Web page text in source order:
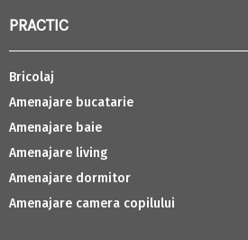
PRACTIC
Bricolaj
Amenajare bucatarie
Amenajare baie
Amenajare living
Amenajare dormitor
Amenajare camera copilului